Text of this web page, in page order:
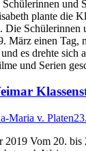
und
plante die
Die Schülerinnen
März einen Tag,
es drehte sich
und Serien
Maria v. Platen
2019 Vom 20.